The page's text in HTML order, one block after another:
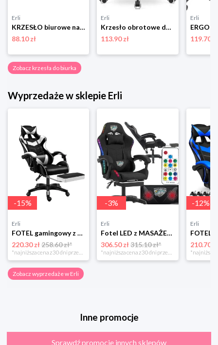
Erli
KRZESŁO biurowe na kółkach OBROTOWE ergonomiczne SMART czarne JUMIhome
88.10 zł
Erli
Krzesło obrotowe do biurka dziecka czarne welurowe tkanina Lugano.pro
113.90 zł
Erli
119.70 zł
Zobacz krzesła do biurka
Wyprzedaże w sklepie Erli
-15%
Erli
FOTEL gamingowy z MASAŻEM pleców KOMPUTEROWY OBROTOWY dla gracza +PODNÓŻEK!
220.30 zł258.60 zł*
-3%
Erli
Fotel LED z MASAŻEM obrotowy TKANINA gamingowy KOMPUTEROWY gracza PODNÓŻEK!
306.50 zł 315.10 zł*
-12%
Erli
210.70 zł
Zobacz wyprzedaże w Erli
Inne promocje
Sprawdź promocje innych sklepów